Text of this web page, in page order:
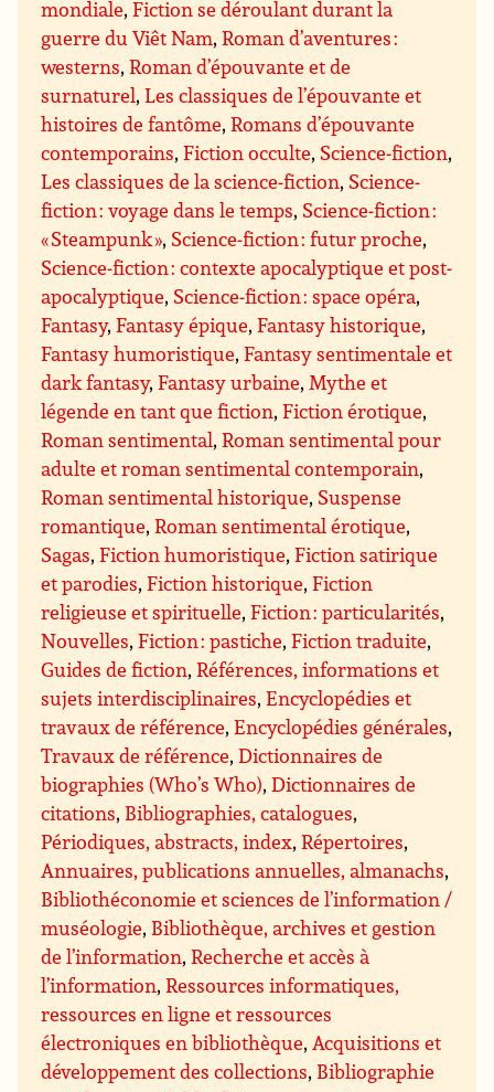
mondiale,Fiction se déroulant durant la
guerre du Viêt Nam,Roman d’aventures :
westerns,Roman d’épouvante et de
surnaturel,Les classiques de l’épouvante et
histoires de fantôme,Romans d’épouvante
contemporains,Fiction occulte, Science-fiction,
Les classiques de la science-fiction, Science-
fiction : voyage dans le temps, Science-fiction :
« Steampunk », Science-fiction : futur proche,
Science-fiction : contexte apocalyptique et post-
apocalyptique, Science-fiction : space opéra,
Fantasy,Fantasy épique,Fantasy historique,
Fantasy humoristique,Fantasy sentimentale et
dark fantasy,Fantasy urbaine,Mythe et
légende en tant que fiction,Fiction érotique,
Roman sentimental,Roman sentimental pour
adulte et roman sentimental contemporain,
Roman sentimental historique, Suspense
romantique,Roman sentimental érotique,
Sagas,Fiction humoristique,Fiction satirique
et parodies,Fiction historique,Fiction
religieuse et spirituelle,Fiction : particularités,
Nouvelles,Fiction : pastiche,Fiction traduite,
Guides de fiction,Références, informations et
sujets interdisciplinaires,Encyclopédies et
travaux de référence,Encyclopédies générales,
Travaux de référence,Dictionnaires de
biographies (Who’s Who),Dictionnaires de
citations, Bibliographies, catalogues,
Périodiques, abstracts, index,Répertoires,
Annuaires, publications annuelles, almanachs,
Bibliothéconomie et sciences de l’information /
muséologie, Bibliothèque, archives et gestion
de l’information,Recherche et accès à
l’information,Ressources informatiques,
ressources en ligne et ressources
électroniques en bibliothèque,Acquisitions et
développement des collections, Bibliographie